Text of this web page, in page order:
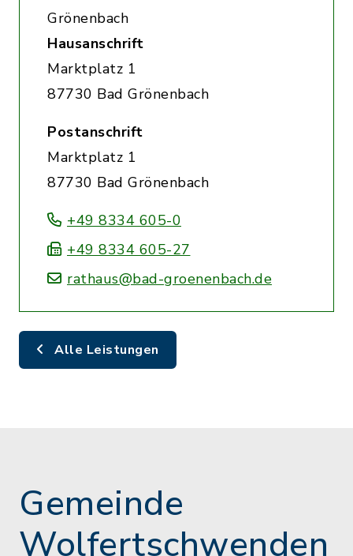
Grönenbach
Hausanschrift
Marktplatz 1
87730 Bad Grönenbach
Postanschrift
Marktplatz 1
87730 Bad Grönenbach
+49 8334 605-0
+49 8334 605-27
rathaus@bad-groenenbach.de
Alle Leistungen
Gemeinde
Wolfertschwenden